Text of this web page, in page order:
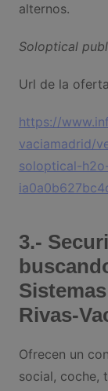
alternos.
Soloptical
Url de la
https://
vaciamadrid/
soloptical-
3.-
Rivas-
Ofrecen un
social, coche,